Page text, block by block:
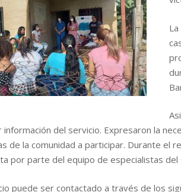
del servicio. Expresaron la
de la comunidad a participar. Durante el
por parte del equipo de especialistas del
puede ser contactado a través de los